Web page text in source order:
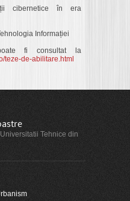
cibernetice în era
Informației
fi consultat la
teze-de-abilitare.html
Tehnice din